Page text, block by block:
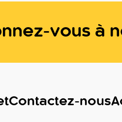
vous à
Contactez-nous